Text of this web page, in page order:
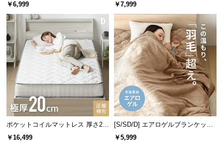
o.,
￥6,999
￥7,999
ポケットコイルマットレス 厚さ20
cm D
￥16,499
[S/SD/D] エアロゲルブランケット
140×200cm
￥5,999